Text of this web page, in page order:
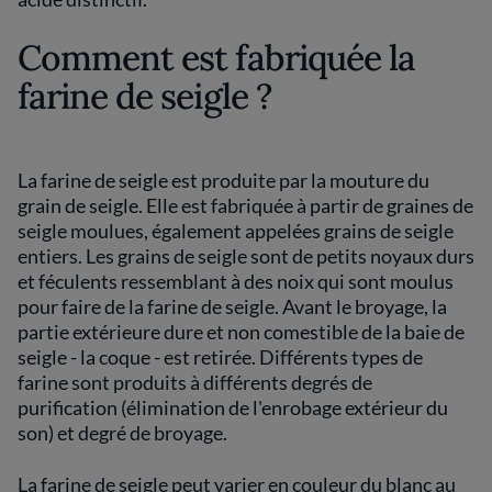
Comment est fabriquée la
farine de seigle ?
La farine de seigle est produite par la mouture du
grain de seigle. Elle est fabriquée à partir de graines de
seigle moulues, également appelées grains de seigle
entiers. Les grains de seigle sont de petits noyaux durs
et féculents ressemblant à des noix qui sont moulus
pour faire de la farine de seigle. Avant le broyage, la
partie extérieure dure et non comestible de la baie de
seigle - la coque - est retirée. Différents types de
farine sont produits à différents degrés de
purification (élimination de l'enrobage extérieur du
son) et degré de broyage.
La farine de seigle peut varier en couleur du blanc au